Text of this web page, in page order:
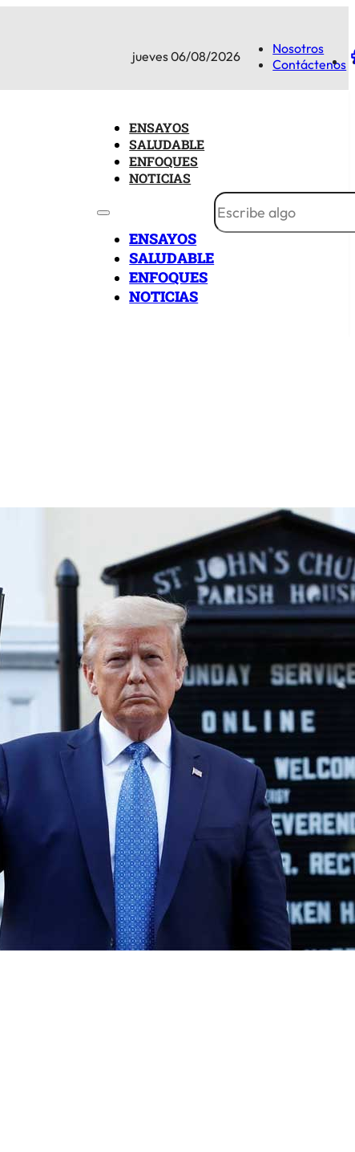
jueves 06/08/2026
Nosotros
Contáctenos
ENSAYOS
SALUDABLE
ENFOQUES
NOTICIAS
ENSAYOS
SALUDABLE
ENFOQUES
NOTICIAS